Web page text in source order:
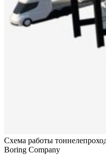
Схема работы
Boring Company